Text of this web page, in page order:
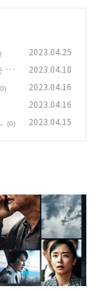
2023.04.25
공
2023.04.18
2023.04.16
2023.04.16
(0) 2023.04.15